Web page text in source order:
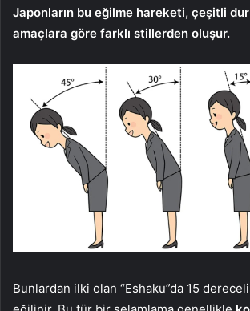
Japonların bu eğilme hareketi, çeşitli
amaçlara göre farklı stillerden oluşur.
Bunlardan ilki olan “Eshaku”da 15